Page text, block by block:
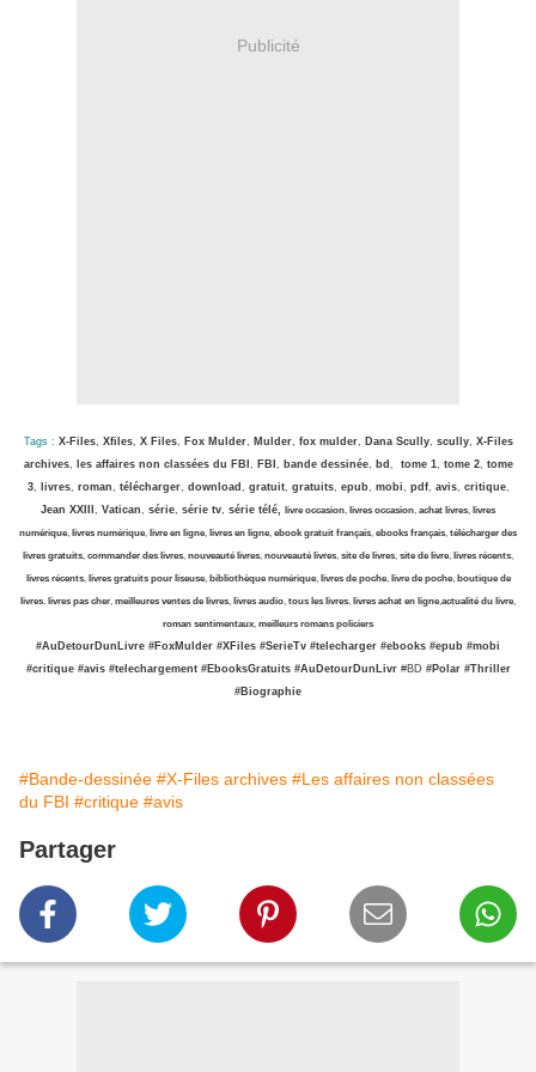
Publicité
Tags : X-Files, Xfiles, X Files, Fox Mulder, Mulder, fox mulder, Dana Scully, scully, X-Files
archives, les affaires non classées du FBI , FBI , bande dessinée, bd , tome 1, tome 2, tome
3, livres, roman, télécharger, download , gratuit, gratuits, epub, mobi, pdf, avis, critique,
Jean XXIII , Vatican, série, série tv, série télé, livre occasion, livres occasion, achat livres, livres
numérique, livres numérique, livre en ligne, livres en ligne, ebook gratuit français, ebooks français, télécharger des
livres gratuits, commander des livres, nouveauté livres, nouveauté livres, site de livres, site de livre, livres récents,
livres récents, livres gratuits pour liseuse, bibliothèque numérique, livres de poche, livre de poche,boutique de
livres, livres pas cher, meilleures ventes de livres, livres audio, tous les livres, livres achat en ligne,actualité du livre,
roman sentimentaux, meilleurs romans policiers
#AuDetourDunLivre #FoxMulder #XFiles #SerieTv #telecharger #ebooks #epub #mobi
#critique #avis #telechargement #EbooksGratuits #AuDetourDunLivr#BD #Polar #Thriller
#Biographie
#Bande-dessinée #X-Files archives #Les affaires non classées
du FBI #critique #avis
Partager